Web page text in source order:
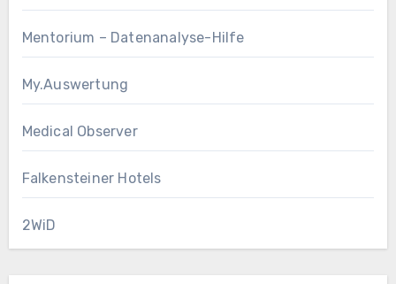
Mentorium – Datenanalyse-Hilfe
My.Auswertung
Medical Observer
Falkensteiner Hotels
2WiD